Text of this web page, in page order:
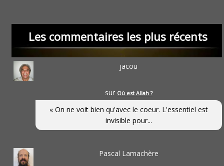
Les commentaires les plus récents
jacou
sur Où est Allah ?
« On ne voit bien qu'avec le coeur. L'essentiel est
invisible pour...
Pascal Lamachère